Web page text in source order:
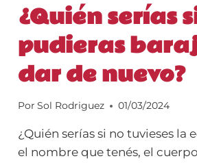
¿Quién serías
pudieras
dar de nuevo?
Por Sol Rodriguez 01/03/2024
¿Quién serías si no tuvieses la
el nombre que tenés, el